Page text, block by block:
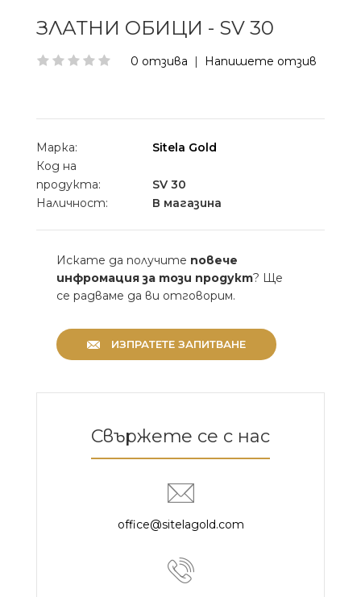
ЗЛАТНИ ОБИЦИ - SV 30
0 отзива | Напишете отзив
Марка:
Sitela Gold
Код на
продукта:
SV 30
Наличност:
В магазина
Искате да получите повече
инфромация за този продукт? Ще
се радваме да ви отговорим.
ИЗПРАТЕТЕ ЗАПИТВАНЕ
Свържете се с нас
office@sitelagold.com